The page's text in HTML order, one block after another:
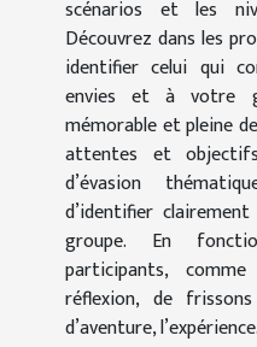
scénarios et les
Découvrez dans les
identifier celui qui
envies et à votre
mémorable et pleine
attentes et
d’évasion
d’identifier
groupe. En
participants,
réflexion, de
d’aventure,